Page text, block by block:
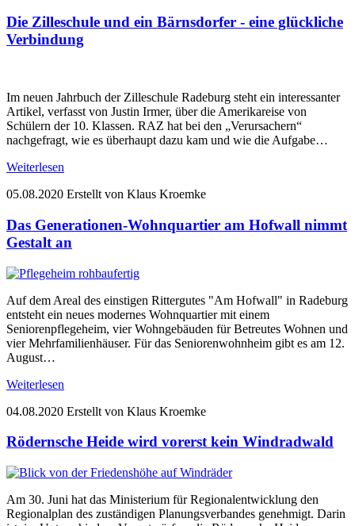
Die Zilleschule und ein Bärnsdorfer - eine glückliche
Verbindung
Im neuen Jahrbuch der Zilleschule Radeburg steht ein interessanter
Artikel, verfasst von Justin Irmer, über die Amerikareise von
Schülern der 10. Klassen. RAZ hat bei den „Verursachern“
nachgefragt, wie es überhaupt dazu kam und wie die Aufgabe…
Weiterlesen
05.08.2020 Erstellt von Klaus Kroemke
Das Generationen-Wohnquartier am Hofwall nimmt
Gestalt an
Auf dem Areal des einstigen Rittergutes "Am Hofwall" in Radeburg
entsteht ein neues modernes Wohnquartier mit einem
Seniorenpflegeheim, vier Wohngebäuden für Betreutes Wohnen und
vier Mehrfamilienhäuser. Für das Seniorenwohnheim gibt es am 12.
August…
Weiterlesen
04.08.2020 Erstellt von Klaus Kroemke
Rödernsche Heide wird vorerst kein Windradwald
Am 30. Juni hat das Ministerium für Regionalentwicklung den
Regionalplan des zuständigen Planungsverbandes genehmigt. Darin